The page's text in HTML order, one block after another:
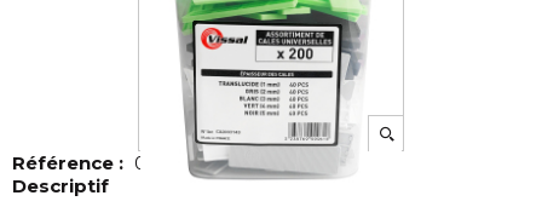
Référence : 000997
Descriptif